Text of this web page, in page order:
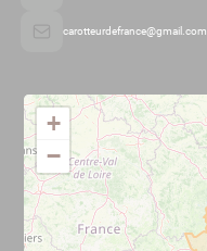
carotteurdefrance@gmail.com
+
−